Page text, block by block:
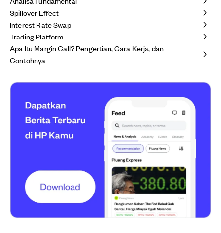
Spillover Effect
Interest Rate Swap
Trading Platform
Apa Itu Margin Call? Pengertian, Cara Kerja, dan
Contohnya